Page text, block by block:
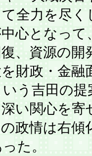
全力を尽く
心となって
、資源の開
財政・金融
いう吉田の
い関心を寄
政情は右傾
た。